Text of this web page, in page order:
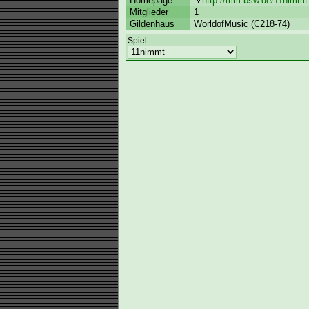
Mitglieder
1
Gildenhaus
WorldofMusic (C218-74)
Spiel